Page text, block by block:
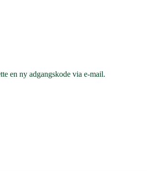
en ny adgangskode via e-mail.